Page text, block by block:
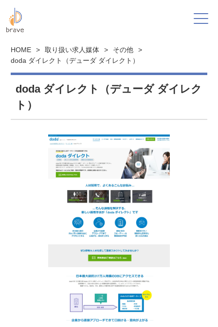
HOME > 取り扱い求人媒体 > その他
>
doda ダイレクト（デューダ ダイレクト）
doda ダイレクト（デューダ ダイレク
ト）